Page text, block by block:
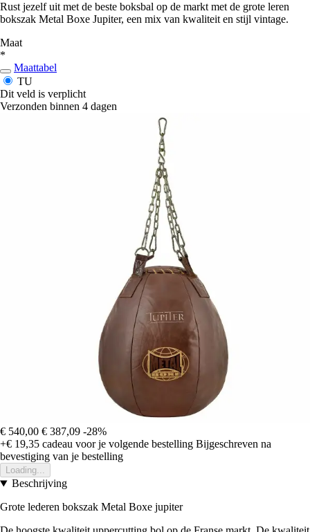
Rust jezelf uit met de beste boksbal op de markt met de grote leren
bokszak Metal Boxe Jupiter, een mix van kwaliteit en stijl vintage.
Maat
*
Maattabel
TU
Dit veld is verplicht
Verzonden binnen 4 dagen
€ 540,00 € 387,09 -28%
+€ 19,35 cadeau voor je volgende bestelling Bijgeschreven na
bevestiging van je bestelling
Loading...
Beschrijving
Grote lederen bokszak Metal Boxe jupiter